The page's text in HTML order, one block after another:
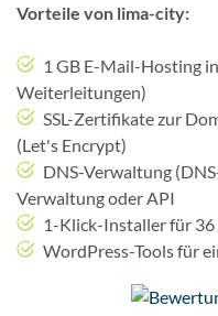
Vorteile von lima-city:
1 GB E-Mail-Hosting
Weiterleitungen)
SSL-Zertifikate zur
(Let's Encrypt)
DNS-Verwaltung
Verwaltung oder API
1-Klick-Installer für 36
WordPress-Tools für